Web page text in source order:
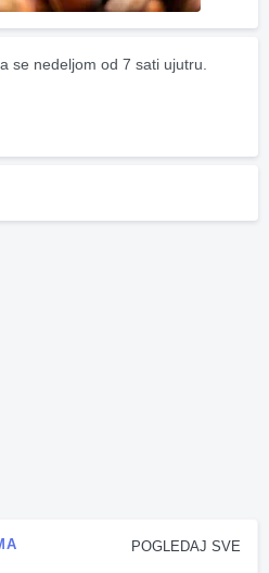
se nedeljom od 7 sati ujutru.
POGLEDAJ SVE